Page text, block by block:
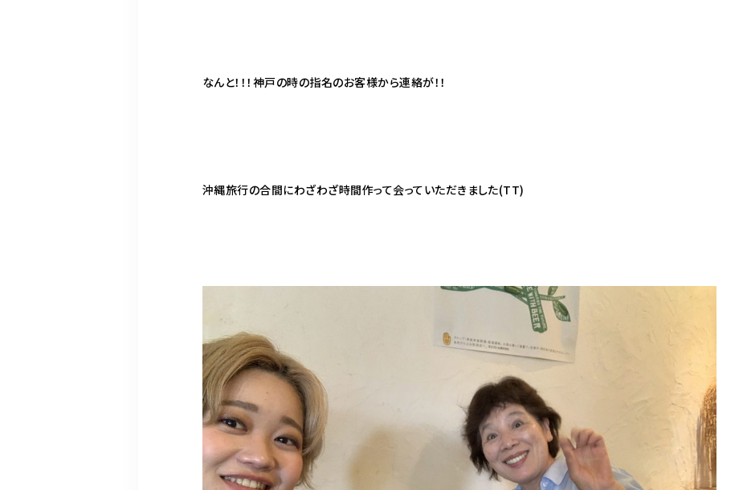
なんと！！！神戸の時の指名のお客様から連絡が！！
沖縄旅行の合間にわざわざ時間作って会っていただきました(TT)